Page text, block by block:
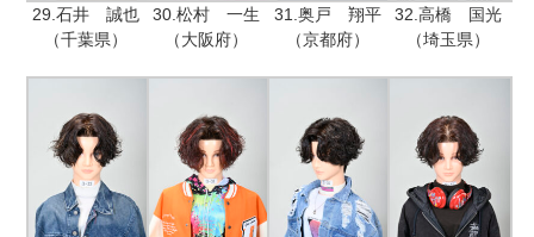
29.石井 誠也
（千葉県）
30.松村 一生
（大阪府）
31.奥戸 翔平
（京都府）
32.高橋 国光
（埼玉県）